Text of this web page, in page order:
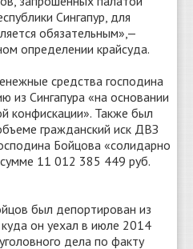
Сингапур, для
обязательным»,—
определении крайсуда.
средства господина
из Сингапура «на основании
конфискации». Также был
гражданский иск ДВЗ
Бойцова «солидарно
11 012 385 449 руб.
был депортирован из
он уехал в июле 2014
дела по факту